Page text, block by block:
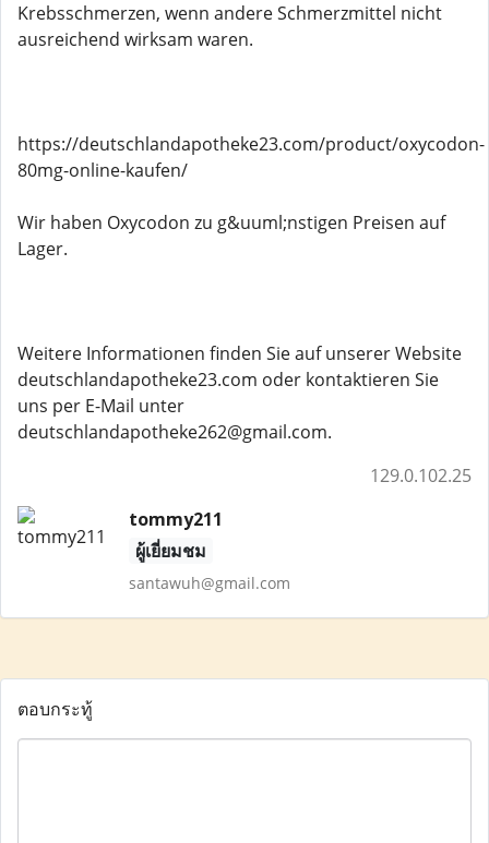
Krebsschmerzen, wenn andere Schmerzmittel nicht
ausreichend wirksam waren.
https://deutschlandapotheke23.com/product/oxycodon-
80mg-online-kaufen/
Wir haben Oxycodon zu g&uuml;nstigen Preisen auf
Lager.
Weitere Informationen finden Sie auf unserer Website
deutschlandapotheke23.com oder kontaktieren Sie
uns per E-Mail unter
deutschlandapotheke262@gmail.com.
129.0.102.25
tommy211
ผู้เยี่ยมชม
santawuh@gmail.com
ตอบกระทู้